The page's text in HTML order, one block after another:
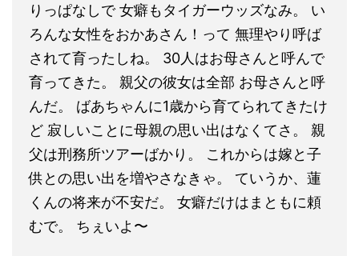
りっぱなしで 女癖もタイガーウッズなみ。 い
ろんな女性をおかあさん！って 無理やり呼ば
されて育ったしね。 30人はお母さんと呼んで
育ってきた。 親父の彼女は全部 お母さんと呼
んだ。 ばあちゃんに1歳から育てられてきたけ
ど 寂しいことに母親の思い出はなくてさ。 親
父は刑務所ツアーばかり。 これからは嫁と子
供との思い出を増やさなきゃ。 ていうか、蓮
くんの将来が不安だ。 女癖だけはまともに頼
むで。 ちぇいよ〜